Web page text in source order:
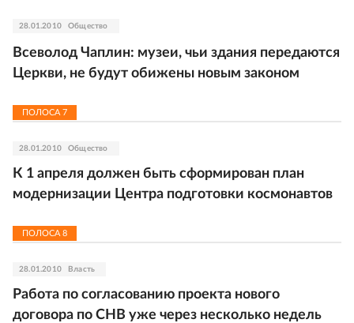
28.01.2010 Общество
Всеволод Чаплин: музеи, чьи здания передаются
Церкви, не будут обижены новым законом
ПОЛОСА 7
28.01.2010 Общество
К 1 апреля должен быть сформирован план
модернизации Центра подготовки космонавтов
ПОЛОСА 8
28.01.2010 Власть
Работа по согласованию проекта нового
договора по СНВ уже через несколько недель